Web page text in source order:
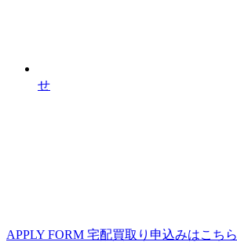
せ
APPLY FORM 宅配買取り申込みはこちら